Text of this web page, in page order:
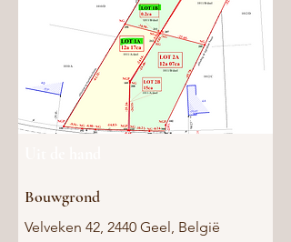
Bouwgrond
Velveken 42, 2440 Geel, België